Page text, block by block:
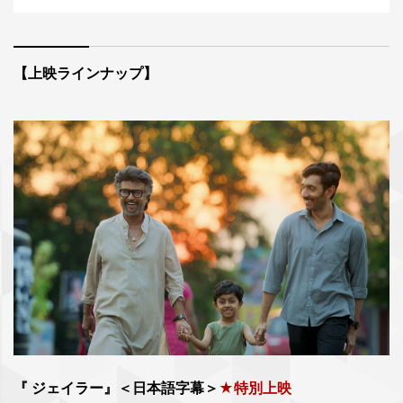
【上映ラインナップ】
『 ジェイラー』＜日本語字幕＞ ★特別上映